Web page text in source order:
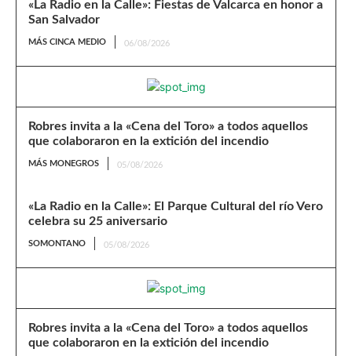
«La Radio en la Calle»: Fiestas de Valcarca en honor a
San Salvador
MÁS CINCA MEDIO 06/08/2026
Robres invita a la «Cena del Toro» a todos aquellos
que colaboraron en la extición del incendio
MÁS MONEGROS 05/08/2026
«La Radio en la Calle»: El Parque Cultural del río Vero
celebra su 25 aniversario
SOMONTANO 05/08/2026
Robres invita a la «Cena del Toro» a todos aquellos
que colaboraron en la extición del incendio